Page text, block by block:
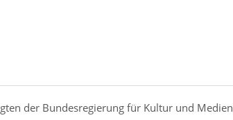
der Bundesregierung für Kultur und Medien